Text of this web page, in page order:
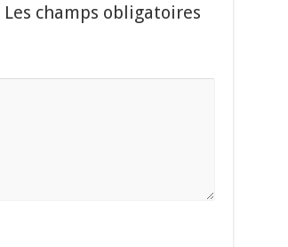
Les champs obligatoires